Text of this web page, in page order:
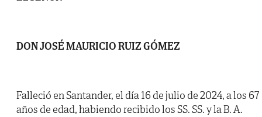
DON JOSÉ MAURICIO RUIZ GÓMEZ
Falleció en Santander, el día 16 de julio de 2024, a los 67
años de edad, habiendo recibido los SS. SS. y la B. A.